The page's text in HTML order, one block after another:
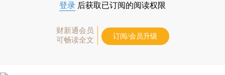
登录 后获取已订阅的阅读权限
财新通会员
可畅读全文
订阅/会员升级